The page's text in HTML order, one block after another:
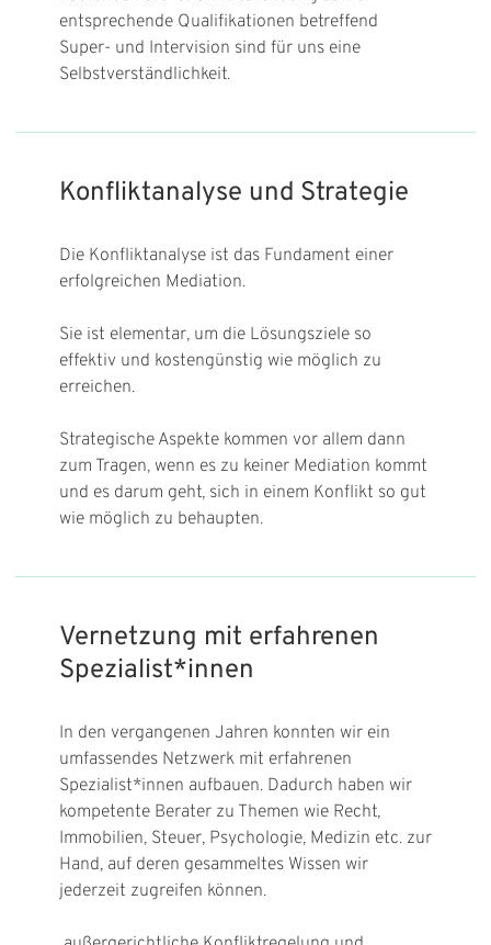
entsprechende Qualifikationen betreffend
Super- und Intervision sind für uns eine
Selbstverständlichkeit.
Konfliktanalyse und Strategie
Die Konfliktanalyse ist das Fundament einer
erfolgreichen Mediation.
Sie ist elementar, um die Lösungsziele so
effektiv und kostengünstig wie möglich zu
erreichen.
Strategische Aspekte kommen vor allem dann
zum Tragen, wenn es zu keiner Mediation kommt
und es darum geht, sich in einem Konflikt so gut
wie möglich zu behaupten.
Vernetzung mit erfahrenen
Spezialist*innen
In den vergangenen Jahren konnten wir ein
umfassendes Netzwerk mit erfahrenen
Spezialist*innen aufbauen. Dadurch haben wir
kompetente Berater zu Themen wie Recht,
Immobilien, Steuer, Psychologie, Medizin etc. zur
Hand, auf deren gesammeltes Wissen wir
jederzeit zugreifen können.